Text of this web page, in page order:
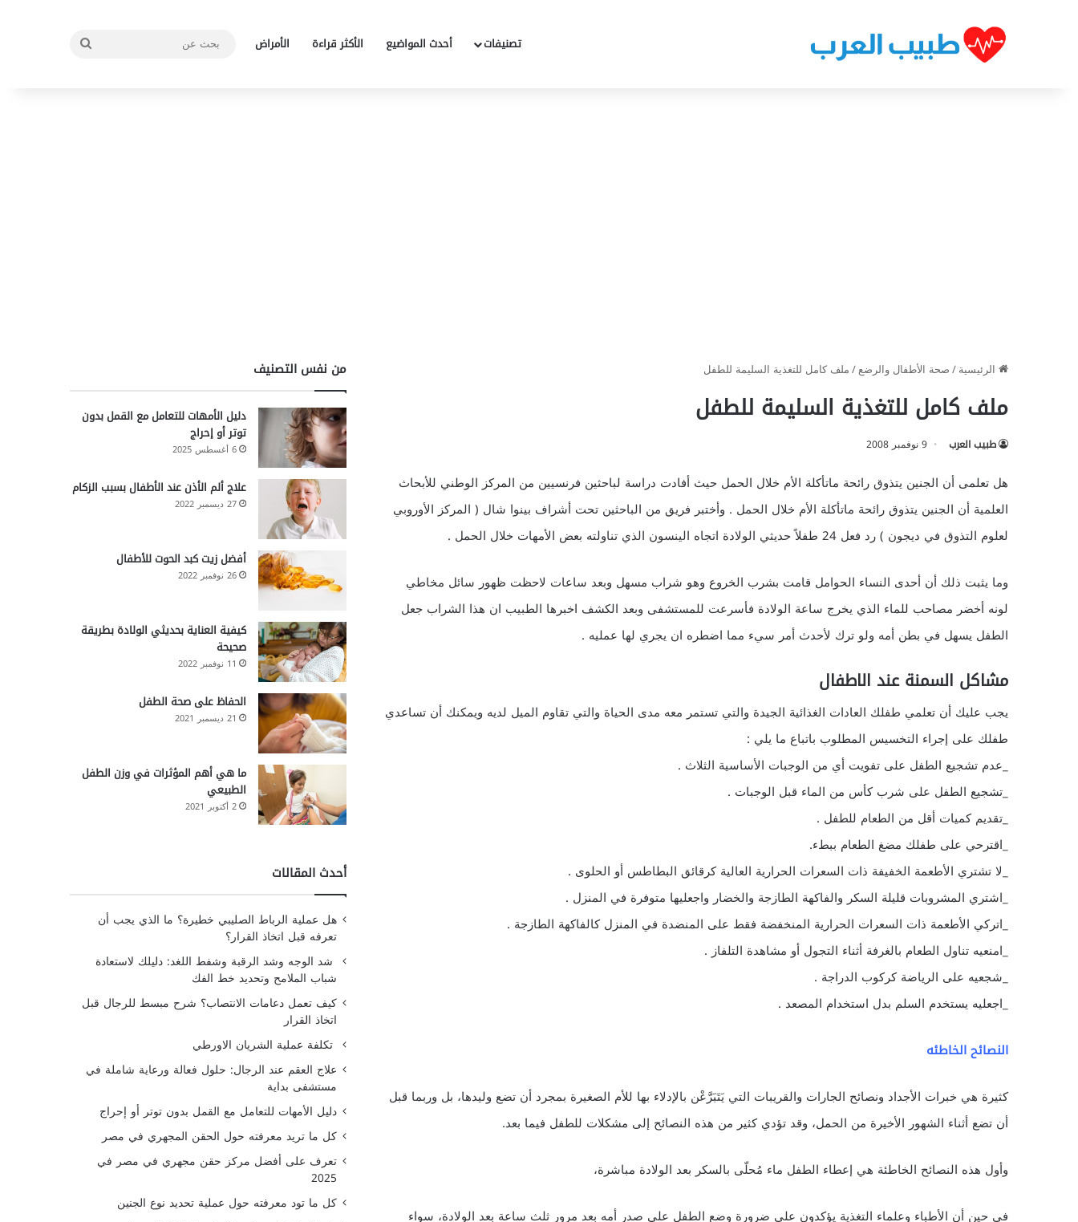
تصنيفات أحدث المواضيع الأكثر قراءة الأمراض
الرئيسية/صحة الأطفال والرضع/ملف كامل للتغذية السليمة للطفل
ملف كامل للتغذية السليمة للطفل
طبيب العرب 9 نوفمبر 2008
هل تعلمى أن الجنين يتذوق رائحة ماتأكلة الأم خلال الحمل حيث أفادت دراسة لباحثين فرنسيين من المركز الوطني للأبحاث
العلمية أن الجنين يتذوق رائحة ماتأكلة الأم خلال الحمل . وأختبر فريق من الباحثين تحت أشراف بينوا شال ( المركز الأوروبي
لعلوم التذوق في ديجون ) رد فعل 24 طفلاً حديثي الولادة اتجاه الينسون الذي تناولته بعض الأمهات خلال الحمل .
وما يثبت ذلك أن أحدى النساء الحوامل قامت بشرب الخروع وهو شراب مسهل وبعد ساعات لاحظت ظهور سائل مخاطي
لونه أخضر مصاحب للماء الذي يخرج ساعة الولادة فأسرعت للمستشفى وبعد الكشف اخبرها الطبيب ان هذا الشراب جعل
الطفل يسهل في بطن أمه ولو ترك لأحدث أمر سيء مما اضطره ان يجري لها عمليه .
مشاكل السمنة عند الاطفال
يجب عليك أن تعلمي طفلك العادات الغذائية الجيدة والتي تستمر معه مدى الحياة والتي تقاوم الميل لديه ويمكنك أن تساعدي
طفلك على إجراء التخسيس المطلوب باتباع ما يلي :
_عدم تشجيع الطفل على تفويت أي من الوجبات الأساسية الثلاث .
_تشجيع الطفل على شرب كأس من الماء قبل الوجبات .
_تقديم كميات أقل من الطعام للطفل .
_اقترحي على طفلك مضغ الطعام ببطء.
_لا تشتري الأطعمة الخفيفة ذات السعرات الحرارية العالية كرقائق البطاطس أو الحلوى .
_اشتري المشروبات قليلة السكر والفاكهة الطازجة والخضار واجعليها متوفرة في المنزل .
_اتركي الأطعمة ذات السعرات الحرارية المنخفضة فقط على المنضدة في المنزل كالفاكهة الطازجة .
_امنعيه تناول الطعام بالغرفة أثناء التجول أو مشاهدة التلفاز .
_شجعيه على الرياضة كركوب الدراجة .
_اجعليه يستخدم السلم بدل استخدام المصعد .
النصائح الخاطئه
كثيرة هي خبرات الأجداد ونصائح الجارات والقريبات التي يَتَبَرَّعْن بالإدلاء بها للأم الصغيرة بمجرد أن تضع وليدها، بل وربما قبل
أن تضع أثناء الشهور الأخيرة من الحمل، وقد تؤدي كثير من هذه النصائح إلى مشكلات للطفل فيما بعد.
وأول هذه النصائح الخاطئة هي إعطاء الطفل ماء مُحلّى بالسكر بعد الولادة مباشرة،
في حين أن الأطباء وعلماء التغذية يؤكدون على ضرورة وضع الطفل على صدر أمه بعد مرور ثلث ساعة بعد الولادة، سواء
من نفس التصنيف
دليل الأمهات للتعامل مع القمل بدون
توتر أو إحراج
6 أغسطس 2025
علاج ألم الأذن عند الأطفال بسبب الزكام
27 ديسمبر 2022
أفضل زيت كبد الحوت للأطفال
26 نوفمبر 2022
كيفية العناية بحديثي الولادة بطريقة
صحيحة
11 نوفمبر 2022
الحفاظ على صحة الطفل
21 ديسمبر 2021
ما هي أهم المؤثرات في وزن الطفل
الطبيعي
2 أكتوبر 2021
أحدث المقالات
هل عملية الرباط الصليبي خطيرة؟ ما الذي يجب أن
تعرفه قبل اتخاذ القرار؟
شد الوجه وشد الرقبة وشفط اللغد: دليلك لاستعادة
شباب الملامح وتحديد خط الفك
كيف تعمل دعامات الانتصاب؟ شرح مبسط للرجال قبل
اتخاذ القرار
تكلفة عملية الشريان الاورطي
علاج العقم عند الرجال: حلول فعالة ورعاية شاملة في
مستشفى بداية
دليل الأمهات للتعامل مع القمل بدون توتر أو إحراج
كل ما تريد معرفته حول الحقن المجهري في مصر
تعرف على أفضل مركز حقن مجهري في مصر في
2025
كل ما تود معرفته حول عملية تحديد نوع الجنين